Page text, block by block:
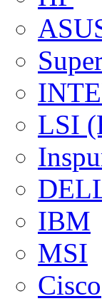
LSI
IBM
MSI
Cisco